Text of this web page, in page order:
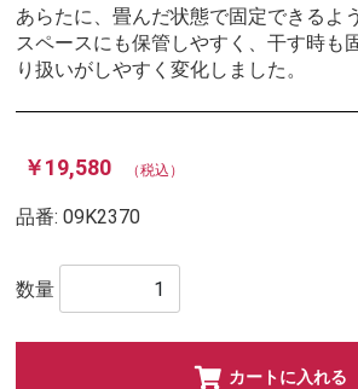
あらたに、畳んだ状態で固定できるよ
スペースにも保管しやすく、干す時も
り扱いがしやすく変化しました。
￥19,580 （税込）
品番:09K2370
数量
カートに入れる